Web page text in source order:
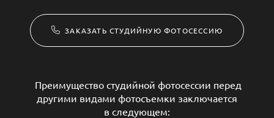
ЗАКАЗАТЬ СТУДИЙНУЮ ФОТОСЕССИЮ
Преимущество студийной фотосессии перед
другими видами фотосъемки заключается
в следующем: